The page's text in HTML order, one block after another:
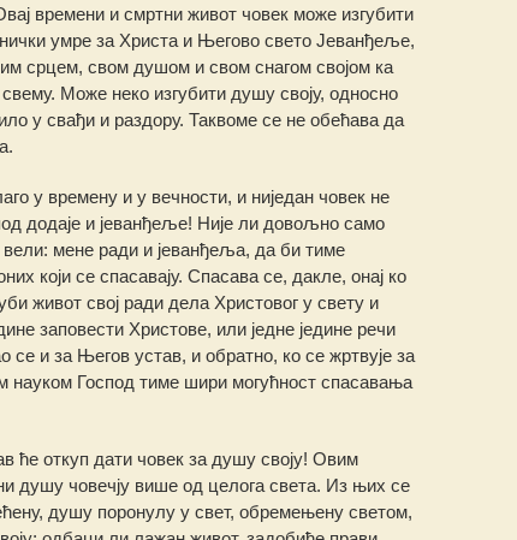
времени и смртни живот човек може изгубити
умре за Христа и Његово свето Јеванђеље,
срцем, свом душом и свом снагом својом ка
Може неко изгубити душу своју, односно
у свађи и раздору. Таквоме се не обећава да
у времену и у вечности, и ниједан човек не
додаје и јеванђеље! Није ли довољно само
мене ради и јеванђеља, да би тиме
који се спасавају. Спасава се, дакле, онај ко
живот свој ради дела Христовог у свету и
заповести Христове, или једне једине речи
се и за Његов устав, и обратно, ко се жртвује за
науком Господ тиме шири могућност спасавања
ће откуп дати човек за душу своју! Овим
душу човечју више од целога света. Из њих се
душу поронулу у свет, обремењену светом,